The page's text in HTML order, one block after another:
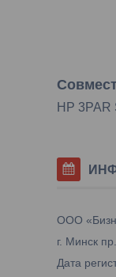
HP
ООО
г. Минск
Дата